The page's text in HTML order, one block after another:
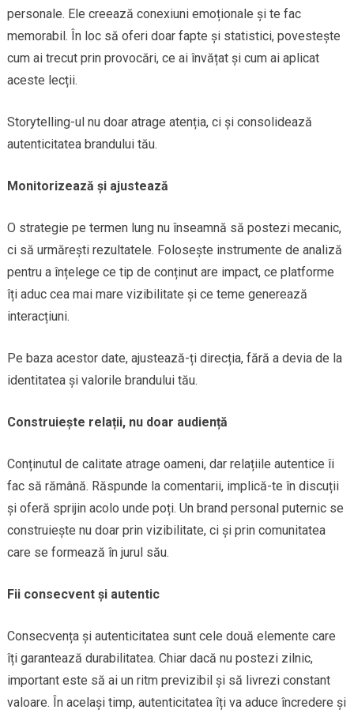
personale. Ele creează conexiuni emoționale și te fac
memorabil. În loc să oferi doar fapte și statistici, povestește
cum ai trecut prin provocări, ce ai învățat și cum ai aplicat
aceste lecții.
Storytelling-ul nu doar atrage atenția, ci și consolidează
autenticitatea brandului tău.
Monitorizează și ajustează
O strategie pe termen lung nu înseamnă să postezi mecanic,
ci să urmărești rezultatele. Folosește instrumente de analiză
pentru a înțelege ce tip de conținut are impact, ce platforme
îți aduc cea mai mare vizibilitate și ce teme generează
interacțiuni.
Pe baza acestor date, ajustează-ți direcția, fără a devia de la
identitatea și valorile brandului tău.
Construiește relații, nu doar audiență
Conținutul de calitate atrage oameni, dar relațiile autentice îi
fac să rămână. Răspunde la comentarii, implică-te în discuții
și oferă sprijin acolo unde poți. Un brand personal puternic se
construiește nu doar prin vizibilitate, ci și prin comunitatea
care se formează în jurul său.
Fii consecvent și autentic
Consecvența și autenticitatea sunt cele două elemente care
îți garantează durabilitatea. Chiar dacă nu postezi zilnic,
important este să ai un ritm previzibil și să livrezi constant
valoare. În același timp, autenticitatea îți va aduce încredere și